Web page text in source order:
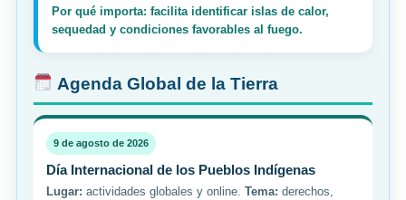
Por qué importa: facilita identificar islas de calor,
sequedad y condiciones favorables al fuego.
Agenda Global de la Tierra
9 de agosto de 2026
Día Internacional de los Pueblos Indígenas
Lugar: actividades globales y online. Tema: derechos,